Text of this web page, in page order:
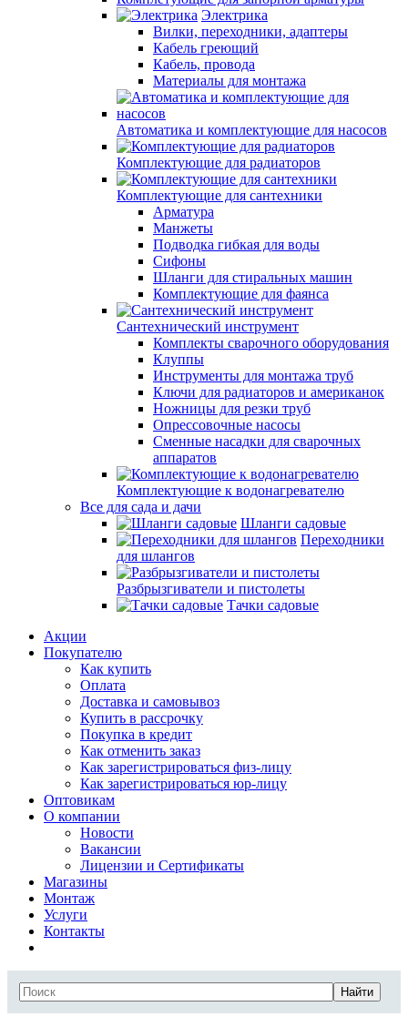
Электрика
Вилки, переходники, адаптеры
Кабель греющий
Кабель, провода
Материалы для монтажа
Автоматика и комплектующие для насосов
Комплектующие для радиаторов
Комплектующие для сантехники
Арматура
Манжеты
Подводка гибкая для воды
Сифоны
Шланги для стиральных машин
Комплектующие для фаянса
Сантехнический инструмент
Комплекты сварочного оборудования
Клуппы
Инструменты для монтажа труб
Ключи для радиаторов и американок
Ножницы для резки труб
Опрессовочные насосы
Сменные насадки для сварочных
аппаратов
Комплектующие к водонагревателю
Все для сада и дачи
Шланги садовые
Переходники
для шлангов
Разбрызгиватели и пистолеты
Тачки садовые
Акции
Покупателю
Как купить
Оплата
Доставка и самовывоз
Купить в рассрочку
Покупка в кредит
Как отменить заказ
Как зарегистрироваться физ-лицу
Как зарегистрироваться юр-лицу
Оптовикам
О компании
Новости
Вакансии
Лицензии и Сертификаты
Магазины
Монтаж
Услуги
Контакты
Найти